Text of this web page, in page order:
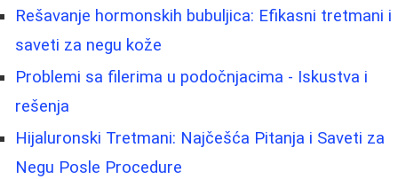
Rešavanje hormonskih bubuljica: Efikasni tretmani i
saveti za negu kože
Problemi sa filerima u podočnjacima - Iskustva i
rešenja
Hijaluronski Tretmani: Najčešća Pitanja i Saveti za
Negu Posle Procedure